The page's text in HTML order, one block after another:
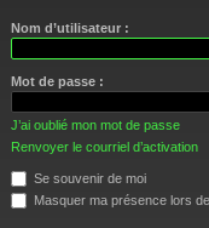
Nom d’utilisateur :
Mot de passe :
J’ai oublié mon mot de passe
Renvoyer le courriel d’activation
Se souvenir de moi
Masquer ma présence lors